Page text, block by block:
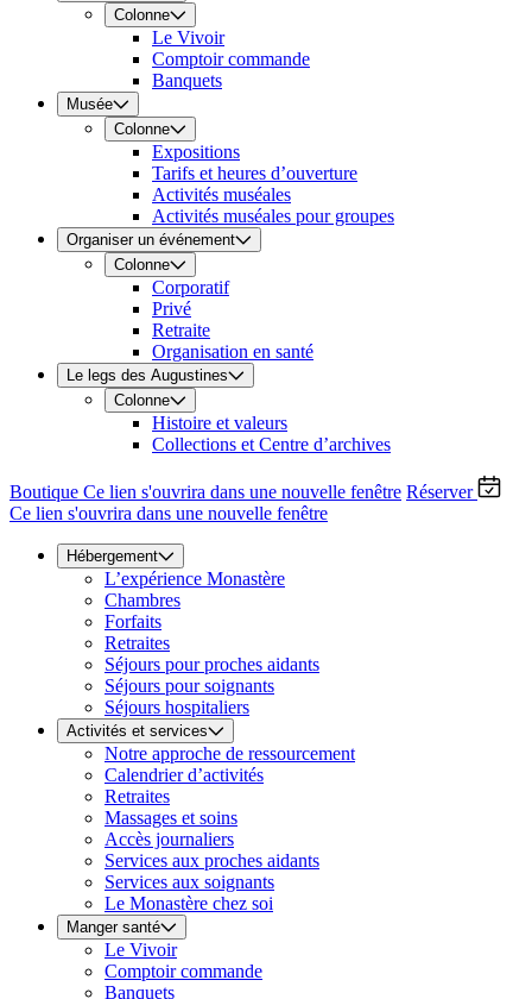
Colonne
Le Vivoir
Comptoir commande
Banquets
Musée
Colonne
Expositions
Tarifs et heures d’ouverture
Activités muséales
Activités muséales pour groupes
Organiser un événement
Colonne
Corporatif
Privé
Retraite
Organisation en santé
Le legs des Augustines
Colonne
Histoire et valeurs
Collections et Centre d’archives
Boutique Ce lien s'ouvrira dans une nouvelle fenêtre Réserver
Ce lien s'ouvrira dans une nouvelle fenêtre
Hébergement
L’expérience Monastère
Chambres
Forfaits
Retraites
Séjours pour proches aidants
Séjours pour soignants
Séjours hospitaliers
Activités et services
Notre approche de ressourcement
Calendrier d’activités
Retraites
Massages et soins
Accès journaliers
Services aux proches aidants
Services aux soignants
Le Monastère chez soi
Manger santé
Le Vivoir
Comptoir commande
Banquets